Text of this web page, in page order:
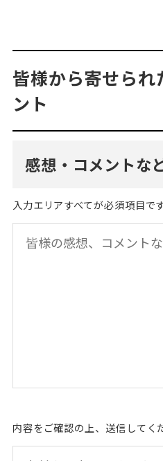
皆様から寄せられ
ント
感想・コメントな
入力エリアすべてが必須項目です
内容をご確認の上、送信してく